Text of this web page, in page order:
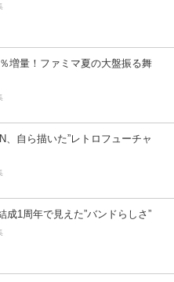
増量！ファミマ夏の大盤振る舞
自ら描いた”レトロフューチャ
成1周年で見えた”バンドらしさ”